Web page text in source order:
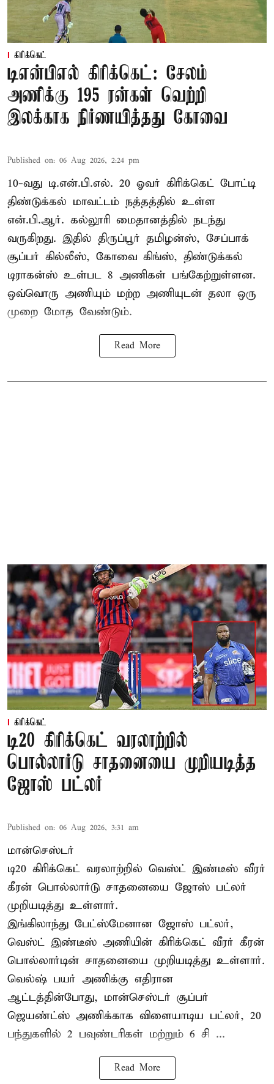
கிரிக்கெட்
டிஎன்பிஎல் கிரிக்கெட்: சேலம்
அணிக்கு 195 ரன்கள் வெற்றி
இலக்காக நிர்ணயித்தது கோவை
Published on: 06 Aug 2026, 2:24 pm
10-வது டி.என்.பி.எல். 20 ஓவர் கிரிக்கெட் போட்டி
திண்டுக்கல் மாவட்டம் நத்தத்தில் உள்ள
என்.பி.ஆர். கல்லூரி மைதானத்தில் நடந்து
வருகிறது. இதில் திருப்பூர் தமிழன்ஸ், சேப்பாக்
சூப்பர் கில்லீஸ், கோவை கிங்ஸ், திண்டுக்கல்
டிராகன்ஸ் உள்பட 8 அணிகள் பங்கேற்றுள்ளன.
ஒவ்வொரு அணியும் மற்ற அணியுடன் தலா ஒரு
முறை மோத வேண்டும்.
Read More
கிரிக்கெட்
டி20 கிரிக்கெட் வரலாற்றில்
பொல்லார்டு சாதனையை முறியடித்த
ஜோஸ் பட்லர்
Published on: 06 Aug 2026, 3:31 am
மான்செஸ்டர்
டி20 கிரிக்கெட் வரலாற்றில் வெஸ்ட் இண்டீஸ் வீரர்
கீரன் பொல்லார்டு சாதனையை ஜோஸ் பட்லர்
முறியடித்து உள்ளார்.
இங்கிலாந்து பேட்ஸ்மேனான ஜோஸ் பட்லர்,
வெஸ்ட் இண்டீஸ் அணியின் கிரிக்கெட் வீரர் கீரன்
பொல்லார்டின் சாதனையை முறியடித்து உள்ளார்.
வெல்ஷ் பயர் அணிக்கு எதிரான
ஆட்டத்தின்போது, மான்செஸ்டர் சூப்பர்
ஜெயண்ட்ஸ் அணிக்காக விளையாடிய பட்லர், 20
பந்துகளில் 2 பவுண்டரிகள் மற்றும் 6 சி ...
Read More